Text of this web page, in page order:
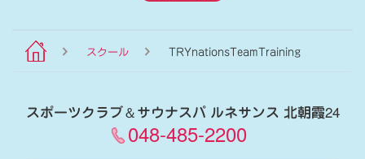
スクール TRYnationsTeamTraining
スポーツクラブ＆サウナスパ ルネサンス 北朝霞24
048-485-2200